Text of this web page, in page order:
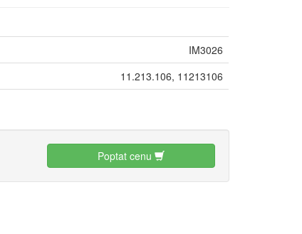
IM3026
11.213.106, 11213106
Poptat cenu